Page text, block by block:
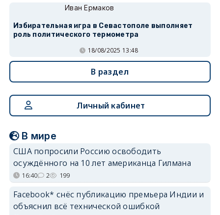
Иван Ермаков
Избирательная игра в Севастополе выполняет
роль политического термометра
18/08/2025 13:48
В раздел
Личный кабинет
В мире
США попросили Россию освободить
осуждённого на 10 лет американца Гилмана
16:40 2 199
Facebook* снёс публикацию премьера Индии и
объяснил всё технической ошибкой